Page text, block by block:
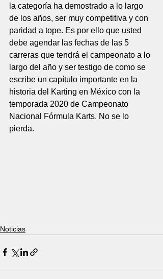
la categoría ha demostrado a lo largo
de los años, ser muy competitiva y con
paridad a tope. Es por ello que usted
debe agendar las fechas de las 5
carreras que tendrá el campeonato a lo
largo del año y ser testigo de como se
escribe un capítulo importante en la
historia del Karting en México con la
temporada 2020 de Campeonato
Nacional Fórmula Karts. No se lo
pierda.
Noticias